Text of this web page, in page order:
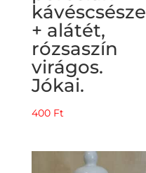
kávéscsésze
+ alátét,
rózsaszín
virágos.
Jókai.
400 Ft